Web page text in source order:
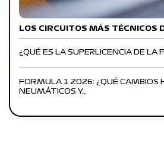
LOS CIRCUITOS MÁS TÉCNICOS
¿QUÉ ES LA SUPERLICENCIA DE LA
FORMULA 1 2026: ¿QUÉ CAMBIOS
NEUMÁTICOS Y…